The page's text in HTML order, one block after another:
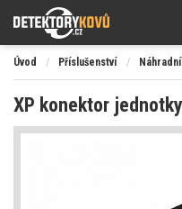
Úvod / Příslušenství /
XP konektor